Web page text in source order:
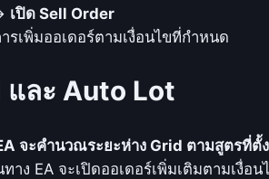
เปิด Sell Order
รเพิ่มออเดอร์ตามเงื่อนไขที่กำหนด
และ Auto Lot
จะคำนวณระยะห่าง Grid ตามสูตรที่ตั้
าง EA จะเปิดออเดอร์เพิ่มเติมตามเงื่อน